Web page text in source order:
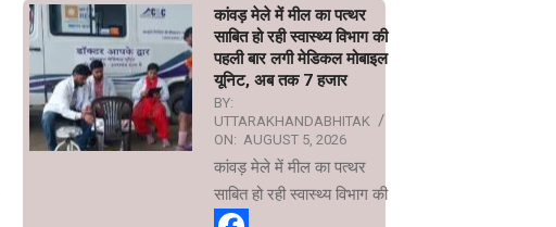
कांवड़ मेले में मील का पत्थर
साबित हो रही स्वास्थ्य विभाग की
पहली बार लगी मेडिकल मोबाइल
यूनिट, अब तक 7 हजार
BY:
UTTARAKHANDABHITAK
ON: AUGUST 5, 2026
कांवड़ मेले में मील का पत्थर
साबित हो रही स्वास्थ्य विभाग की